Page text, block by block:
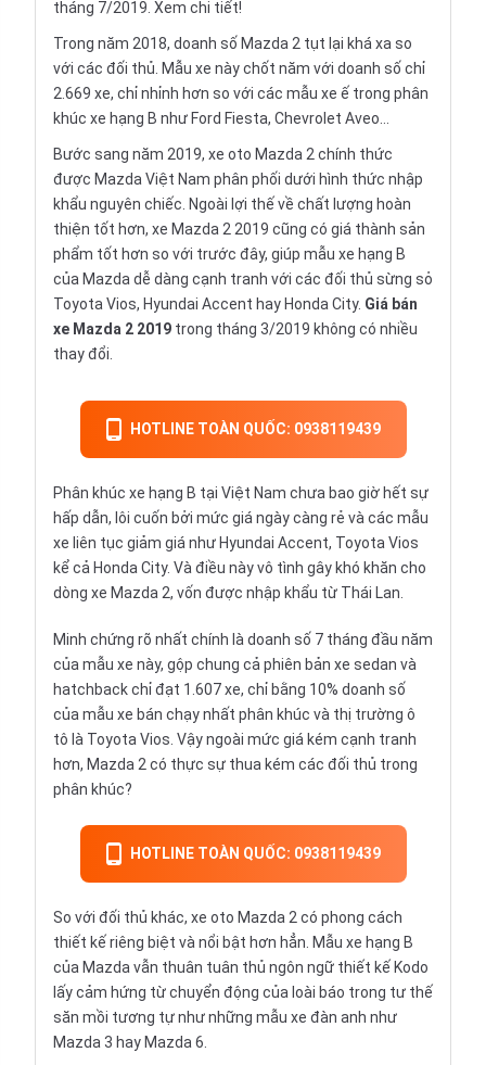
tháng 7/2019. Xem chi tiết!
Trong năm 2018, doanh số Mazda 2 tụt lại khá xa so
với các đối thủ. Mẫu xe này chốt năm với doanh số chỉ
2.669 xe, chỉ nhỉnh hơn so với các mẫu xe ế trong phân
khúc xe hạng B như Ford Fiesta, Chevrolet Aveo…
Bước sang năm 2019, xe oto Mazda 2 chính thức
được Mazda Việt Nam phân phối dưới hình thức nhập
khẩu nguyên chiếc. Ngoài lợi thế về chất lượng hoàn
thiện tốt hơn, xe Mazda 2 2019 cũng có giá thành sản
phẩm tốt hơn so với trước đây, giúp mẫu xe hạng B
của Mazda dễ dàng cạnh tranh với các đối thủ sừng sỏ
Toyota Vios, Hyundai Accent hay Honda City. Giá bán
xe Mazda 2 2019 trong tháng 3/2019 không có nhiều
thay đổi.
HOTLINE TOÀN QUỐC: 0938119439
Phân khúc xe hạng B tại Việt Nam chưa bao giờ hết sự
hấp dẫn, lôi cuốn bởi mức giá ngày càng rẻ và các mẫu
xe liên tục giảm giá như Hyundai Accent, Toyota Vios
kể cả Honda City. Và điều này vô tình gây khó khăn cho
dòng xe Mazda 2, vốn được nhập khẩu từ Thái Lan.
Minh chứng rõ nhất chính là doanh số 7 tháng đầu năm
của mẫu xe này, gộp chung cả phiên bản xe sedan và
hatchbackchỉ đạt 1.607 xe, chỉ bằng 10% doanh số
của mẫu xe bán chạy nhất phân khúc và thị trường ô
tô là Toyota Vios. Vậy ngoài mức giá kém cạnh tranh
hơn, Mazda 2 có thực sự thua kém các đối thủ trong
phân khúc?
HOTLINE TOÀN QUỐC: 0938119439
So với đối thủ khác, xe oto Mazda 2 có phong cách
thiết kế riêng biệt và nổi bật hơn hẳn. Mẫu xe hạng B
của Mazda vẫn thuân tuân thủ ngôn ngữ thiết kế Kodo
lấy cảm hứng từ chuyển động của loài báo trong tư thế
săn mồi tương tự như những mẫu xe đàn anh như
Mazda 3 hay Mazda 6.